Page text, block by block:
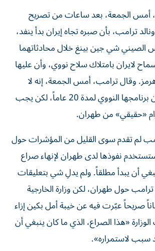
أمس الجمعة، بعد ساعات من تصريح
ترامب، بأن صبره تجاه إيران بدأ ينفد،
الصيني شي جين بينغ خلال محادثاتهما
لايران بامتلاك سلاح نووي، وأن عليها
وقال ‌​ترامب، أمس الجمعة، ‌إنه لا
‌يمانع أن تعلق إيران ‌برنامجها النووي لمدة 20 عاماً، لكن يجب
«حقيقي» من طهران.
لم تقدم سوى القليل من المؤشرات حول
نفوذها لدى طهران لإنهاء صراع
أن يبدأ ‌مطلقاً. ولم يدلِ شي بتعليقات
حول طهران، لكن وزارة الخارجية
صريحاً عبّرت فيه عن خيبة أمل بكين إزاء
«هذا الصراع، الذي ما كان ينبغي أن
سبب لاستمراره».